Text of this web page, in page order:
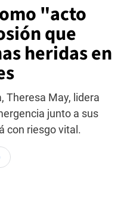
"acto
que
heridas en
Theresa May, lidera
junto a sus
con riesgo vital.